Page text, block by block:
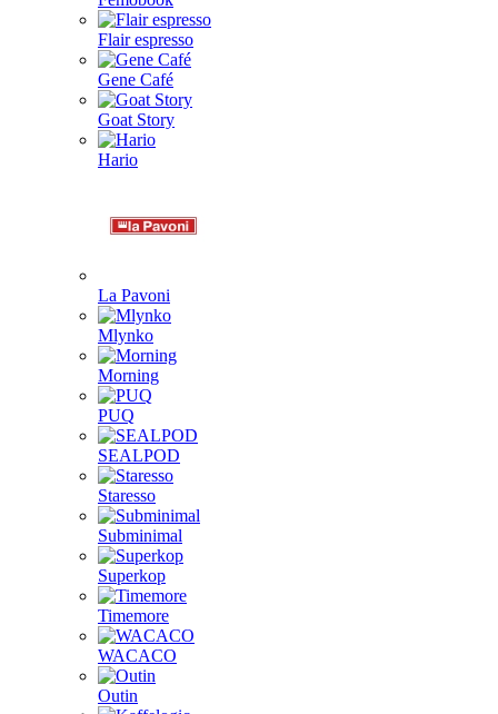
Flair espresso
Gene Café
Goat Story
Hario
La Pavoni
Mlynko
Morning
PUQ
SEALPOD
Staresso
Subminimal
Superkop
Timemore
WACACO
Outin